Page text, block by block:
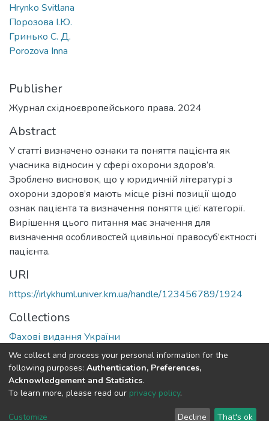
Hrynko Svitlana
Порозова І.Ю.
Гринько С. Д.
Porozova Inna
Publisher
Журнал східноєвропейського права. 2024
Abstract
У статті визначено ознаки та поняття пацієнта як
учасника відносин у сфері охорони здоров’я.
Зроблено висновок, що у юридичній літературі з
охорони здоров’я мають місце різні позиції щодо
ознак пацієнта та визначення поняття цієї категорії.
Вирішення цього питання має значення для
визначення особливостей цивільної правосуб’єктності
пацієнта.
URI
https://irlykhuml.univer.km.ua/handle/123456789/1924
Collections
Фахові видання України
Full item page
DSpace software copyright © 2002-2026
Cookie End User Send
We collect and process your personal information for the
following purposes: Authentication, Preferences,
Acknowledgement and Statistics.
To learn more, please read our privacy policy.
Customize Decline That's ok